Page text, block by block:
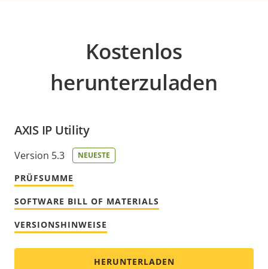
Kostenlos
herunterzuladen
AXIS IP Utility
Version 5.3 NEUESTE
PRÜFSUMME
SOFTWARE BILL OF MATERIALS
VERSIONSHINWEISE
HERUNTERLADEN